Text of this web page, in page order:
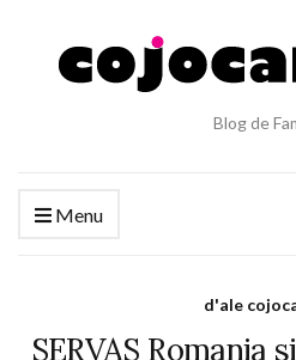
Blog de
Menu
d'ale
SERVAS Romania